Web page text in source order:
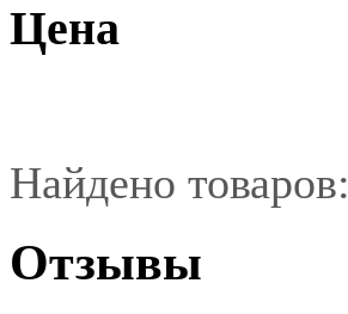
Цена
Найдено товаров:
Отзывы